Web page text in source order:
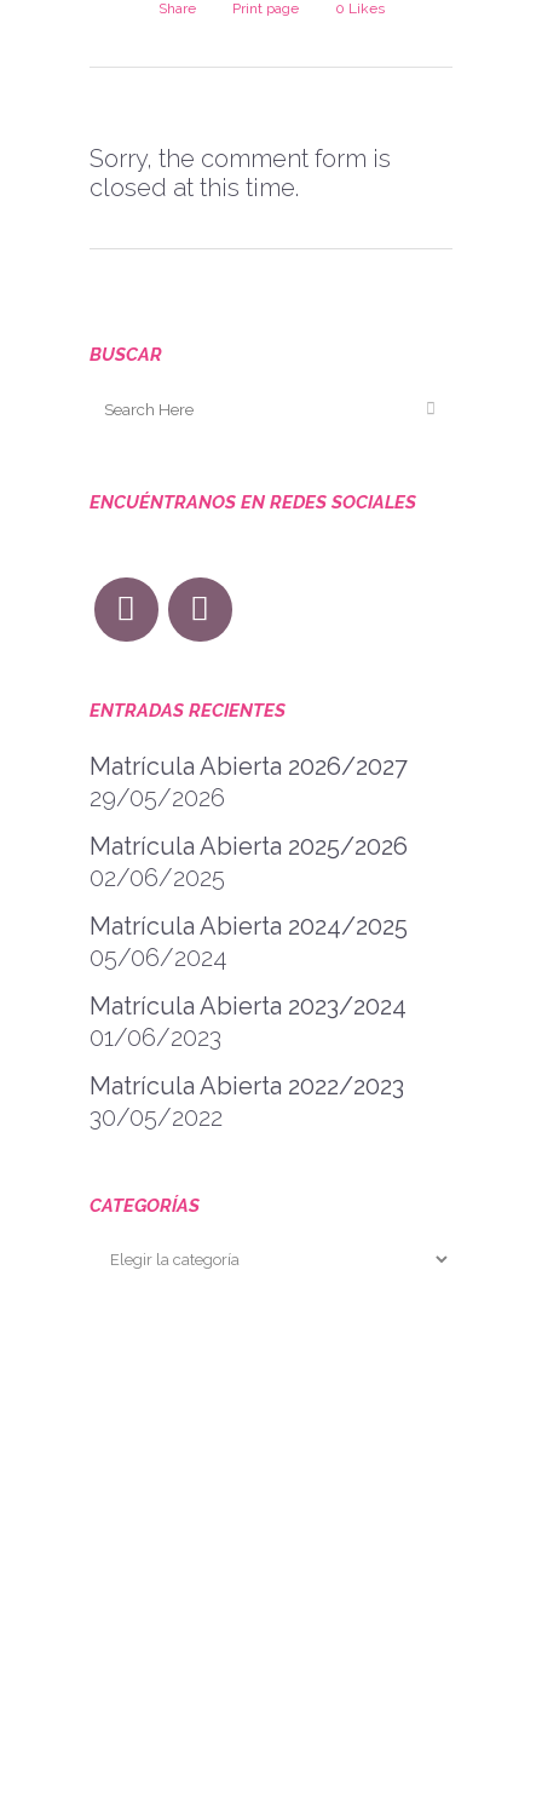
Share Print page 0 Likes
Sorry, the comment form is
closed at this time.
BUSCAR
ENCUÉNTRANOS EN REDES SOCIALES
ENTRADAS RECIENTES
Matrícula Abierta 2026/2027
29/05/2026
Matrícula Abierta 2025/2026
02/06/2025
Matrícula Abierta 2024/2025
05/06/2024
Matrícula Abierta 2023/2024
01/06/2023
Matrícula Abierta 2022/2023
30/05/2022
CATEGORÍAS
Categorías